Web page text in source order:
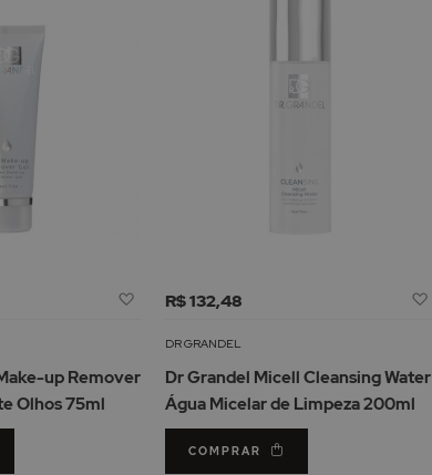
Adicionar
Lista
Desejos
up Remover
Olhos 75ml
R$ 132,48
DR GRANDEL
Dr Grandel Micell Cleansing Water
Água Micelar de Limpeza 200ml
COMPRAR